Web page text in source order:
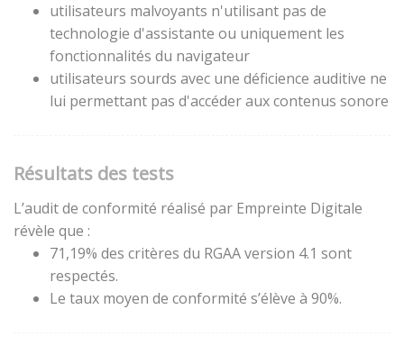
utilisateurs malvoyants n'utilisant pas de
technologie d'assistante ou uniquement les
fonctionnalités du navigateur
utilisateurs sourds avec une déficience auditive ne
lui permettant pas d'accéder aux contenus sonore
Résultats des tests
L’audit de conformité réalisé par Empreinte Digitale
révèle que :
71,19% des critères du RGAA version 4.1 sont
respectés.
Le taux moyen de conformité s’élève à 90%.